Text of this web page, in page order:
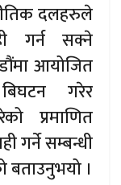
दलहरुले
गर्न सक्ने
आयोजित
गरेर
प्रमाणित
गर्ने सम्बन्धी
बताउनुभयो ।